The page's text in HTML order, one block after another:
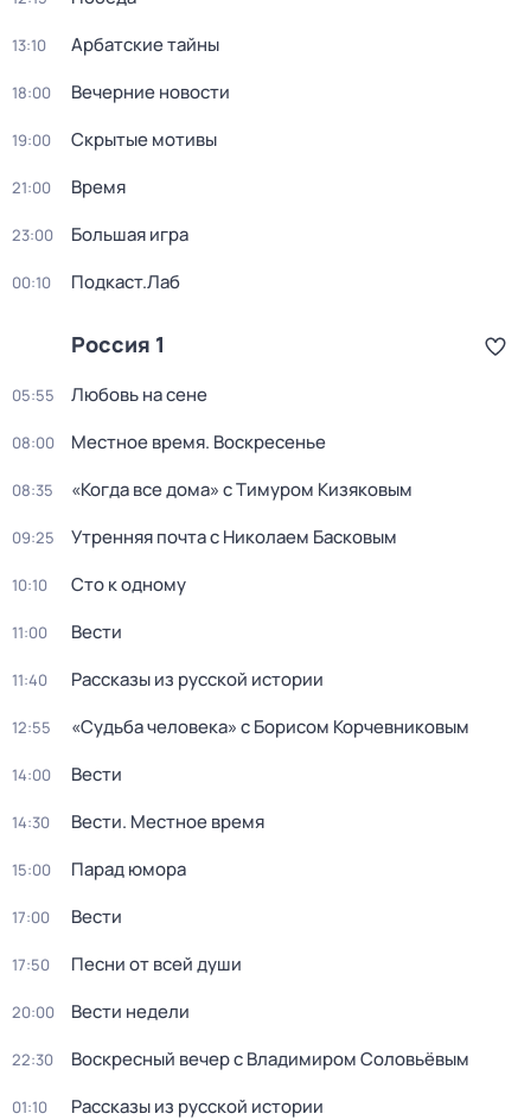
13:10 Арбатские тайны
18:00 Вечерние новости
19:00 Скрытые мотивы
21:00 Время
23:00 Большая игра
00:10 Подкаст.Лаб
Россия 1
05:55 Любовь на сене
08:00 Местное время. Воскресенье
08:35 «Когда все дома» с Тимуром Кизяковым
09:25 Утренняя почта с Николаем Басковым
10:10 Сто к одному
11:00 Вести
11:40 Рассказы из русской истории
12:55 «Судьба человека» с Борисом Корчевниковым
14:00 Вести
14:30 Вести. Местное время
15:00 Парад юмора
17:00 Вести
17:50 Песни от всей души
20:00 Вести недели
22:30 Воскресный вечер с Владимиром Соловьёвым
01:10 Рассказы из русской истории